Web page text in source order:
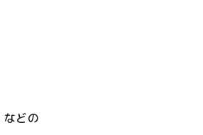
などの